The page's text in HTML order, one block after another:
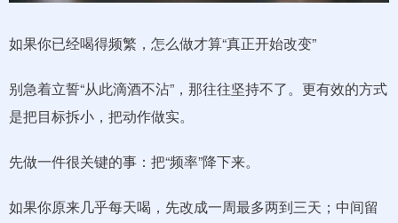
如果你已经喝得频繁，怎么做才算“真正开始改变”
别急着立誓“从此滴酒不沾”，那往往坚持不了。更有效的方式
是把目标拆小，把动作做实。
先做一件很关键的事：把“频率”降下来。
如果你原来几乎每天喝，先改成一周最多两到三天；中间留